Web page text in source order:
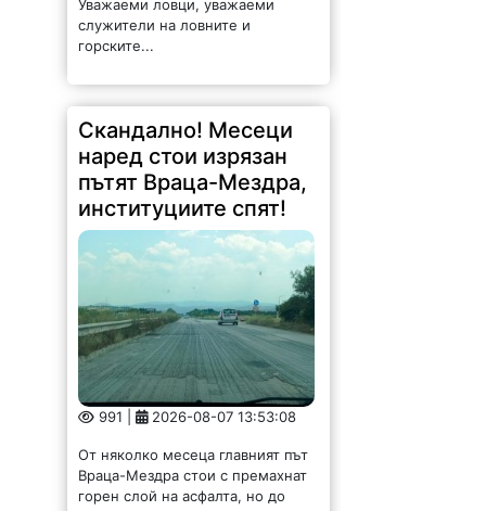
служители на ловните и
горските...
Скандално! Месеци
наред стои изрязан
пътят Враца-Мездра,
институциите спят!
991 | 2026-08-07 13:53:08
Враца-Мездра стои с премахнат
горен слой на асфалта, но до
ремонт така и не се стига.